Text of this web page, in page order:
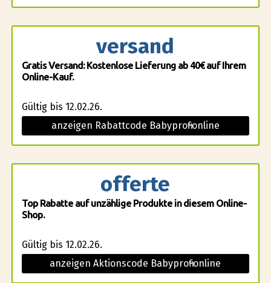
versand
Gratis Versand: Kostenlose Lieferung ab 40€ auf Ihrem
Online-Kauf.
Gültig bis 12.02.26.
anzeigen Rabattcode Babyprofi-online
offerte
Top Rabatte auf unzählige Produkte in diesem Online-
Shop.
Gültig bis 12.02.26.
anzeigen Aktionscode Babyprofi-online